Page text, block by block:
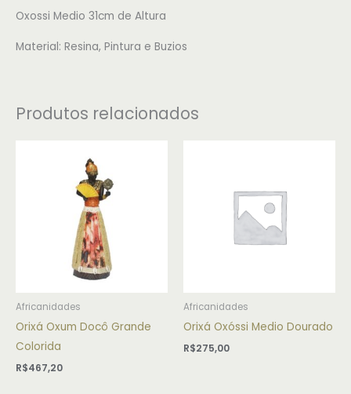
Oxossi Medio 31cm de Altura
Material: Resina, Pintura e Buzios
Produtos relacionados
Africanidades
Orixá Oxum Docô Grande
Colorida
R$467,20
Africanidades
Orixá Oxóssi Medio Dourado
R$275,00